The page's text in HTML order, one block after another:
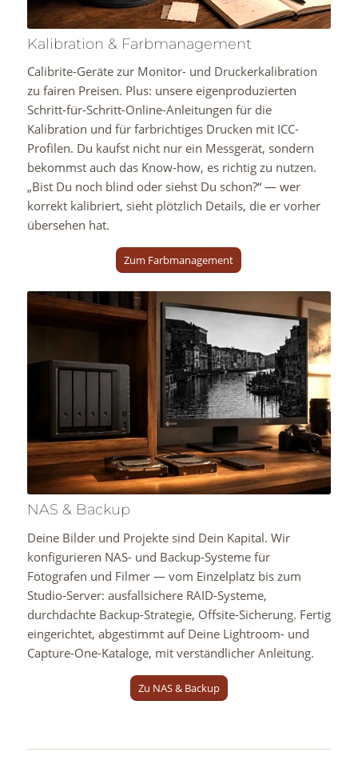
Kalibration & Farbmanagement
Calibrite-Geräte zur Monitor- und Druckerkalibration
zu fairen Preisen. Plus: unsere eigenproduzierten
Schritt-für-Schritt-Online-Anleitungen für die
Kalibration und für farbrichtiges Drucken mit ICC-
Profilen. Du kaufst nicht nur ein Messgerät, sondern
bekommst auch das Know-how, es richtig zu nutzen.
„Bist Du noch blind oder siehst Du schon?“ — wer
korrekt kalibriert, sieht plötzlich Details, die er vorher
übersehen hat.
Zum Farbmanagement
NAS & Backup
Deine Bilder und Projekte sind Dein Kapital. Wir
konfigurieren NAS- und Backup-Systeme für
Fotografen und Filmer — vom Einzelplatz bis zum
Studio-Server: ausfallsichere RAID-Systeme,
durchdachte Backup-Strategie, Offsite-Sicherung. Fertig
eingerichtet, abgestimmt auf Deine Lightroom- und
Capture-One-Kataloge, mit verständlicher Anleitung.
Zu NAS & Backup